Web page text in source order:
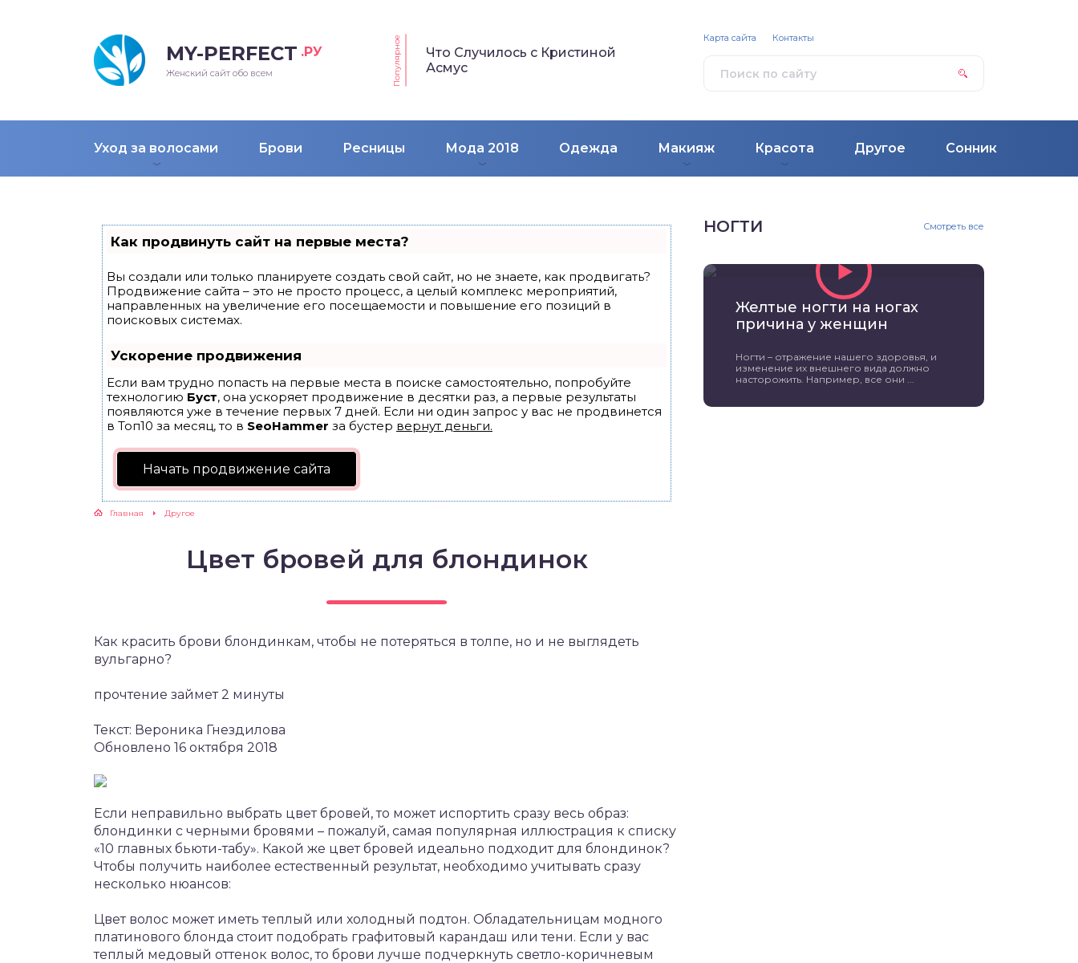
MY-PERFECT .РУ
Женский сайт обо всем Популярное
Что Случилось с Кристиной
Асмус
Уход за волосами Брови Ресницы Мода 2018 Одежда Макияж Красота Другое Сонник
Карта сайта Контакты
Как продвинуть сайт на первые места?
Вы создали или только планируете создать свой сайт, но не знаете, как продвигать?
Продвижение сайта – это не просто процесс, а целый комплекс мероприятий,
направленных на увеличение его посещаемости и повышение его позиций в
поисковых системах.
Ускорение продвижения
Если вам трудно попасть на первые места в поиске самостоятельно, попробуйте
технологию Буст, она ускоряет продвижение в десятки раз, а первые результаты
появляются уже в течение первых 7 дней. Если ни один запрос у вас не продвинется
в Топ10 за месяц, то в SeoHammer за бустер вернут деньги.
Начать продвижение сайта
Главная Другое
Цвет бровей для блондинок
Как красить брови блондинкам, чтобы не потеряться в толпе, но и не выглядеть
вульгарно?
прочтение займет 2 минуты
Текст: Вероника Гнездилова
Обновлено 16 октября 2018
Если неправильно выбрать цвет бровей, то может испортить сразу весь образ:
блондинки с черными бровями – пожалуй, самая популярная иллюстрация к списку
«10 главных бьюти-табу». Какой же цвет бровей идеально подходит для блондинок?
Чтобы получить наиболее естественный результат, необходимо учитывать сразу
несколько нюансов:
Цвет волос может иметь теплый или холодный подтон. Обладательницам модного
платинового блонда стоит подобрать графитовый карандаш или тени. Если у вас
теплый медовый оттенок волос, то брови лучше подчеркнуть светло-коричневым
НОГТИ Смотреть все
Желтые ногти на ногах
причина у женщин
Ногти – отражение нашего здоровья, и
изменение их внешнего вида должно
насторожить. Например, все они ...
прически 2018
стрижки 2018